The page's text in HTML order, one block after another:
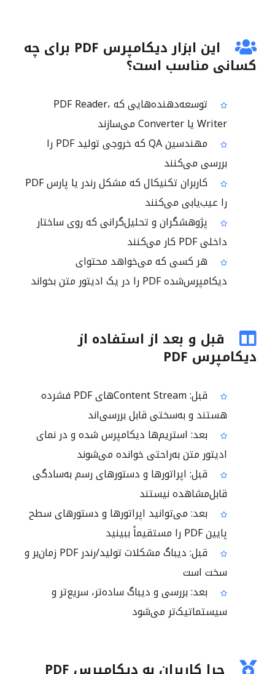
این ابزار دیکامپرس PDF برای چه
کسانی مناسب است؟
توسعه‌دهنده‌هایی که PDF Reader،
Writer یا Converter می‌سازند
مهندسین QA که خروجی تولید PDF را
بررسی می‌کنند
کاربران تکنیکال که مشکل رندر یا پارس PDF
را عیب‌یابی می‌کنند
پژوهشگران و تحلیل‌گرانی که روی ساختار
داخلی PDF کار می‌کنند
هر کسی که می‌خواهد محتوای
دیکامپرس‌شده PDF را در یک ادیتور متن بخواند
قبل و بعد از استفاده از
دیکامپرس PDF
قبل: Content Streamهای PDF فشرده
هستند و به‌سختی قابل بررسی‌اند
بعد: استریم‌ها دیکامپرس شده و در نمای
ادیتور متن به‌راحتی خوانده می‌شوند
قبل: اپراتورها و دستورهای رسم به‌سادگی
قابل‌مشاهده نیستند
بعد: می‌توانید اپراتورها و دستورهای سطح
پایین PDF را مستقیماً ببینید
قبل: دیباگ مشکلات تولید/رندر PDF زمان‌بر و
سخت است
بعد: بررسی و دیباگ ساده‌تر، سریع‌تر و
سیستماتیک‌تر می‌شود